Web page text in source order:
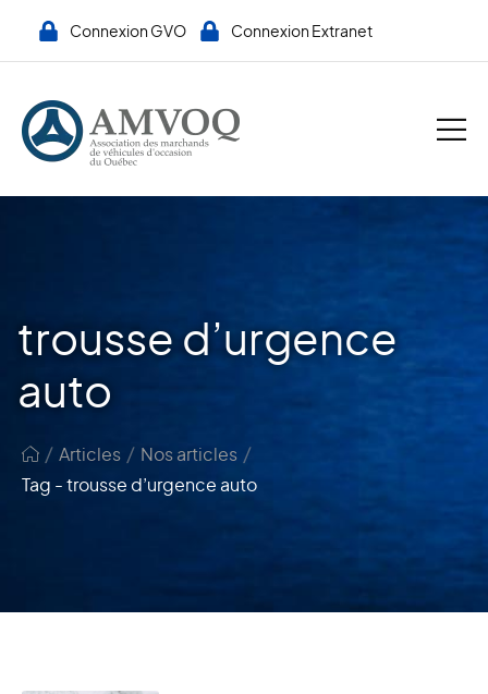
Connexion GVO Connexion Extranet
trousse d’urgence
auto
/ Articles / Nos articles /
Tag - trousse d’urgence auto